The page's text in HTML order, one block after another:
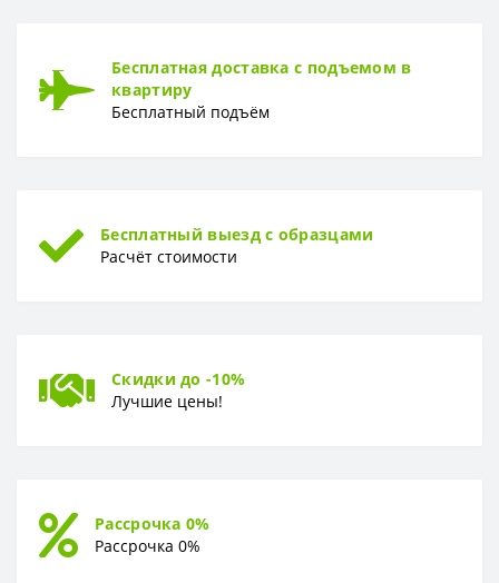
Раппорт
РУЛОН
Бесплатная доставка с подъемом в
квартиру
Бесплатный подъём
Бесплатный выезд с образцами
Расчёт стоимости
Скидки до -10%
Лучшие цены!
Рассрочка 0%
Рассрочка 0%